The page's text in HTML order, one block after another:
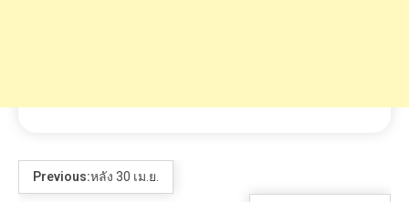
Previous:หลัง 30 เม.ย.